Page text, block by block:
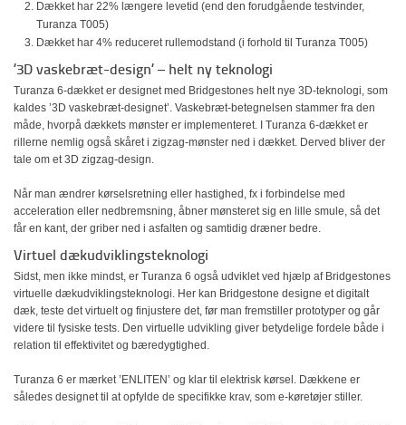
Dækket har 22% længere levetid (end den forudgående testvinder,
Turanza T005)
Dækket har 4% reduceret rullemodstand (i forhold til Turanza T005)
’3D vaskebræt-design’ – helt ny teknologi
Turanza 6-dækket er designet med Bridgestones helt nye 3D-teknologi, som
kaldes ’3D vaskebræt-designet’. Vaskebræt-betegnelsen stammer fra den
måde, hvorpå dækkets mønster er implementeret. I Turanza 6-dækket er
rillerne nemlig også skåret i zigzag-mønster ned i dækket. Derved bliver der
tale om et 3D zigzag-design.
Når man ændrer kørselsretning eller hastighed, fx i forbindelse med
acceleration eller nedbremsning, åbner mønsteret sig en lille smule, så det
får en kant, der griber ned i asfalten og samtidig dræner bedre.
Virtuel dækudviklingsteknologi
Sidst, men ikke mindst, er Turanza 6 også udviklet ved hjælp af Bridgestones
virtuelle dækudviklingsteknologi. Her kan Bridgestone designe et digitalt
dæk, teste det virtuelt og finjustere det, før man fremstiller prototyper og går
videre til fysiske tests. Den virtuelle udvikling giver betydelige fordele både i
relation til effektivitet og bæredygtighed.
Turanza 6 er mærket ’ENLITEN’ og klar til elektrisk kørsel. Dækkene er
således designet til at opfylde de specifikke krav, som e-køretøjer stiller.